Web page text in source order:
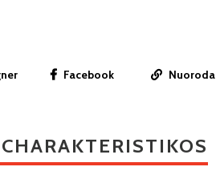
Facebook Nuoroda